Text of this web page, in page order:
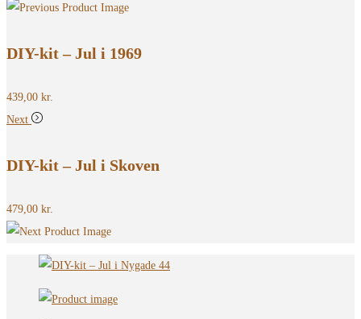
DIY-kit – Jul i 1969
439,00 kr.
Next
DIY-kit – Jul i Skoven
479,00 kr.